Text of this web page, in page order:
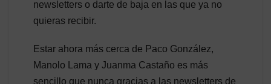
newsletters o darte de baja en las que ya no
quieras recibir.
Estar ahora más cerca de Paco González,
Manolo Lama y Juanma Castaño es más
sencillo que nunca gracias a las newsletters de